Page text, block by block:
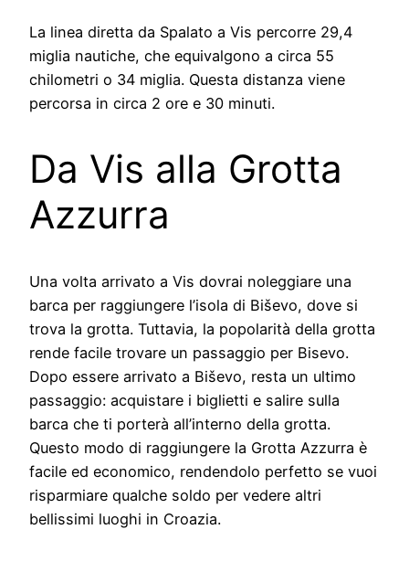
La linea diretta da Spalato a Vis percorre 29,4
miglia nautiche, che equivalgono a circa 55
chilometri o 34 miglia. Questa distanza viene
percorsa in circa 2 ore e 30 minuti.
Da Vis alla Grotta
Azzurra
Una volta arrivato a Vis dovrai noleggiare una
barca per raggiungere l’isola di Biševo, dove si
trova la grotta. Tuttavia, la popolarità della grotta
rende facile trovare un passaggio per Bisevo.
Dopo essere arrivato a Biševo, resta un ultimo
passaggio: acquistare i biglietti e salire sulla
barca che ti porterà all’interno della grotta.
Questo modo di raggiungere la Grotta Azzurra è
facile ed economico, rendendolo perfetto se vuoi
risparmiare qualche soldo per vedere altri
bellissimi luoghi in Croazia.